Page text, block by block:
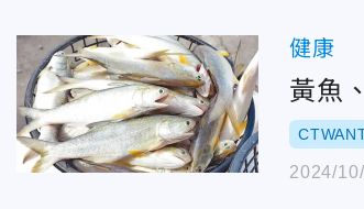
健康
黃魚
2024/